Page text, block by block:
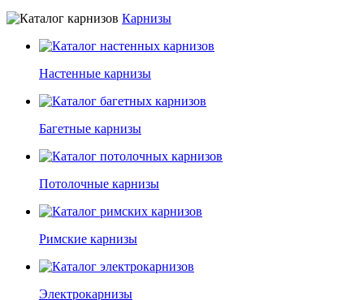
Карнизы
Настенные карнизы
Багетные карнизы
Потолочные карнизы
Римские карнизы
Электрокарнизы